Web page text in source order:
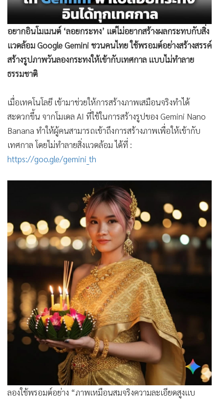
• Management & HR
• Infographic
• การเมือง
ท่องเที่ยว
• ต่างประเทศ
• Special Scoop
• เศรษฐกิจ-ธุรกิจ
• จีน
• ชุมชน-คุณภาพชีวิต
วิทยาศาสตร์
• SMEs
• หุ้น
• อินโดจีน
• กองทุนรวม
Celeb Online
Factcheck
• ญี่ปุ่น
• News1
Gotomanager
อยากอินโมเมนต์ ‘ลอยกระทง’ แต่ไม่อยากสร้างผลกระทบกับสิ่ง
แวดล้อม Google Gemini ชวนคนไทย ใช้พรอมต์อย่างสร้างสรรค์
สร้างรูปภาพวันลองกระทงให้เข้ากับเทศกาล แบบไม่ทำลาย
ธรรมชาติ
เมื่อเทคโนโลยี เข้ามาช่วยให้การสร้างภาพเสมือนจริงทำได้
สะดวกขึ้น จากโมเดล AI ที่ใช้ในการสร้างรูปของ Gemini Nano
Banana ทำให้ผู้คนสามารถเข้าถึงการสร้างภาพเพื่อให้เข้ากับ
เทศกาล โดยไม่ทำลายสิ่งแวดล้อม ได้ที่ :
https://goo.gle/gemini_th
ลองใช้พรอมต์อย่าง “ภาพเหมือนสมจริงความละเอียดสูงแบ